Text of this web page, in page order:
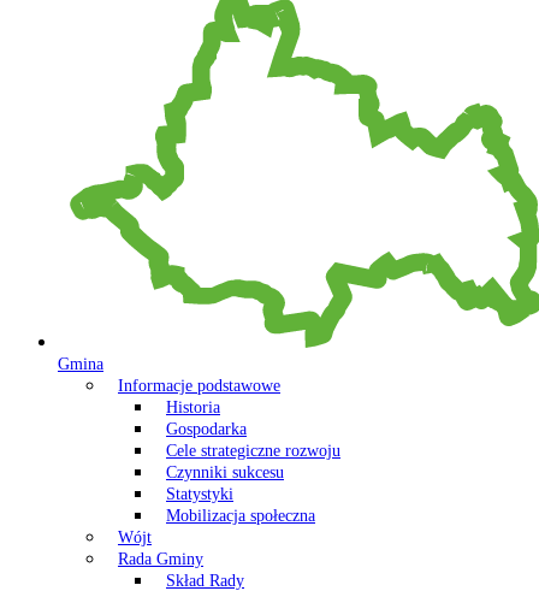
Gmina
Informacje podstawowe
Historia
Gospodarka
Cele strategiczne rozwoju
Czynniki sukcesu
Statystyki
Mobilizacja społeczna
Wójt
Rada Gminy
Skład Rady